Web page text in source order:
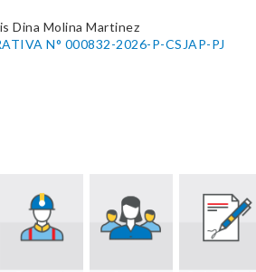
Dina Molina Martinez
N° 000832-2026-P-CSJAP-PJ